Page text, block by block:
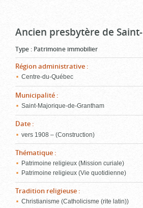
Ancien presbytère de
Type : Patrimoine immobilier
Région administrative :
Centre-du-Québec
Municipalité :
Saint-Majorique-de-Grantham
Date :
vers 1908 – (Construction)
Thématique :
Patrimoine religieux (Mission curiale)
Patrimoine religieux (Vie quotidienne)
Tradition religieuse :
Christianisme (Catholicisme (rite latin))